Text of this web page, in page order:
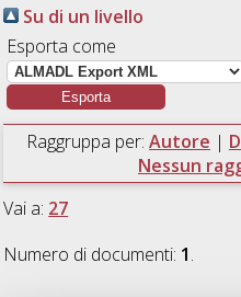
Su di un livello
Esporta come
Raggruppa per: Autore |
Nessun
Vai a: 27
Numero di documenti: 1.